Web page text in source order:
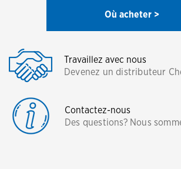
Où acheter >
Travaillez avec nous
Devenez un distributeur
Contactez-nous
Des questions? Nous